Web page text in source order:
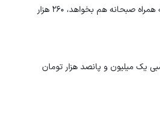
اتاق دو تخته در این هتل، شبی ۹۰۰ هزار تومان است، و اگر کسی تخت اضافه به همراه صبحانه هم بخواهد، ۲۶۰ هزار
یک میلیون و پانصد هزار تومان